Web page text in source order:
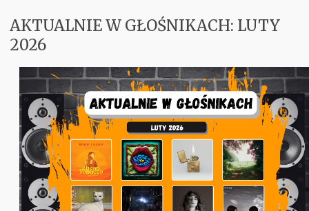
Koncerty
Aktualnie w Głośnikach
Recenzje
PM Odkrywają
Subiektywnie
Kontakt
AKTUALNIE W GŁOŚNIKACH: LUTY
2026